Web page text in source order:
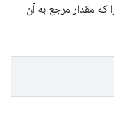
مقدار مرجع به آن